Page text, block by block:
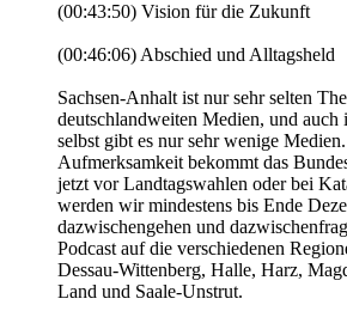
(00:43:50) Vision für die Zukunft
(00:46:06) Abschied und Alltagsheld
Sachsen-Anhalt ist nur sehr selten
deutschlandweiten Medien, und auch
selbst gibt es nur sehr wenige
Aufmerksamkeit bekommt das
jetzt vor Landtagswahlen oder bei
werden wir mindestens bis Ende
dazwischengehen und
Podcast auf die verschiedenen
Dessau-Wittenberg, Halle, Harz,
Land und Saale-Unstrut.